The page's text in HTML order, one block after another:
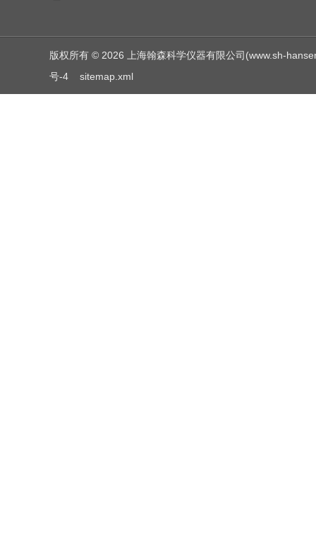
版权所有 © 2026 上海翰森科学仪器有限公司(www.sh-
号-4
sitemap.xml